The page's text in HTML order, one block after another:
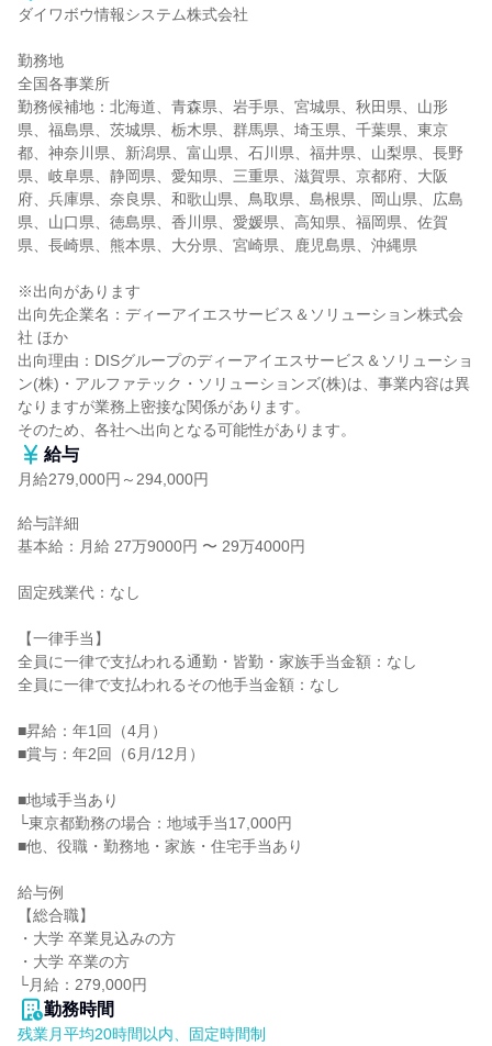
ダイワボウ情報システム株式会社
勤務地
全国各事業所
勤務候補地：北海道、青森県、岩手県、宮城県、秋田県、山形
県、福島県、茨城県、栃木県、群馬県、埼玉県、千葉県、東京
都、神奈川県、新潟県、富山県、石川県、福井県、山梨県、長野
県、岐阜県、静岡県、愛知県、三重県、滋賀県、京都府、大阪
府、兵庫県、奈良県、和歌山県、鳥取県、島根県、岡山県、広島
県、山口県、徳島県、香川県、愛媛県、高知県、福岡県、佐賀
県、長崎県、熊本県、大分県、宮崎県、鹿児島県、沖縄県
※出向があります
出向先企業名：ディーアイエスサービス＆ソリューション株式会
社 ほか
出向理由：DISグループのディーアイエスサービス＆ソリューショ
ン(株)・アルファテック・ソリューションズ(株)は、事業内容は異
なりますが業務上密接な関係があります。
そのため、各社へ出向となる可能性があります。
給与
月給279,000円～294,000円
給与詳細
基本給：月給 27万9000円 〜 29万4000円
固定残業代：なし
【一律手当】
全員に一律で支払われる通勤・皆勤・家族手当金額：なし
全員に一律で支払われるその他手当金額：なし
■昇給：年1回（4月）
■賞与：年2回（6月/12月）
■地域手当あり
└東京都勤務の場合：地域手当17,000円
■他、役職・勤務地・家族・住宅手当あり
給与例
【総合職】
・大学 卒業見込みの方
・大学 卒業の方
└月給：279,000円
勤務時間
残業月平均20時間以内、固定時間制